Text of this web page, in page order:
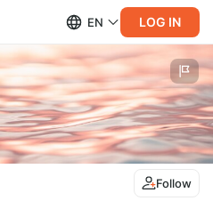
EN LOG IN
Follow